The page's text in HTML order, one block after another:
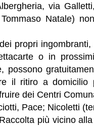
via
Natale)
propri
o in
possono
il ritiro a domicilio
dei Centri
Pace; Nicoletti
più vicino